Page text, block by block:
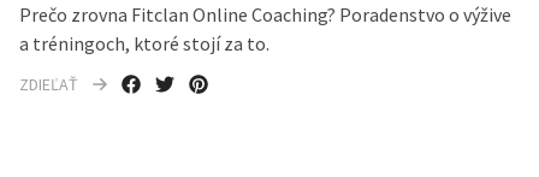
Prečo zrovna Fitclan Online Coaching? Poradenstvo o výžive
a tréningoch, ktoré stojí za to.
ZDIEĽAŤ